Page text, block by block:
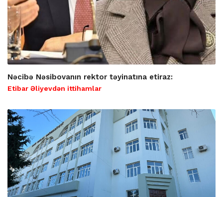
Nəcibə Nəsibovanın rektor təyinatına etiraz:
Etibar Əliyevdən ittihamlar